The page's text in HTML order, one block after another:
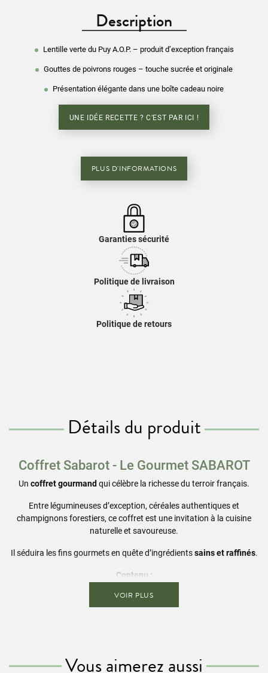
Description
Lentille verte du Puy A.O.P. – produit d’exception français
Gouttes de poivrons rouges – touche sucrée et originale
Présentation élégante dans une boîte cadeau noire
UNE IDÉE RECETTE ? C’EST PAR ICI !
PLUS D'INFORMATIONS
Garanties sécurité
Politique de livraison
Politique de retours
Détails du produit
Coffret Sabarot - Le GourmetSABAROT
Un coffret gourmandqui célèbre la richesse du terroir français.
Entre légumineuses d’exception, céréales authentiques et
champignons forestiers, ce coffret est une invitation à la cuisine
naturelle et savoureuse.
Il séduira les fins gourmets en quête d’ingrédientssains et raffinés.
Contenu :
Lentille verte du Puy A.O.P. – Pochon 500 g
Petit épeautre du Velay cuisson 10 min – Étui 400 g
VOIR PLUS
Vous aimerez aussi